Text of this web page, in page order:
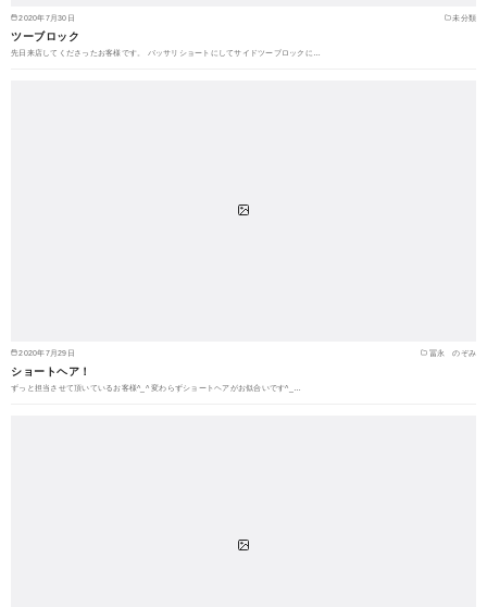
2020年7月30日 未分類
ツーブロック
先日来店してくださったお客様です。 バッサリショートにしてサイドツーブロックに…
2020年7月29日 冨永 のぞみ
ショートヘア！
ずっと担当させて頂いているお客様^_^ 変わらずショートヘアがお似合いです^_…